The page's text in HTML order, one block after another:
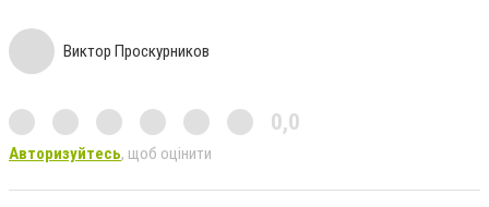
Виктор Проскурников
0,0
Авторизуйтесь, щоб оцінити